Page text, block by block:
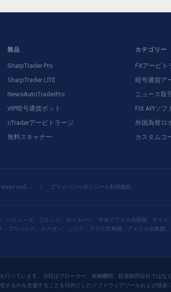
製品
SharpTrader Pro
SharpTrader LITE
NewsAutoTraderPro
VIP暗号通貨ボット
cTraderアービトラージ
無料スキャナー
カテゴリー
FXアービト
暗号通貨ア
ニュース取引
FIX APIソフ
外国為替ロ
カスタムコ
reserved.. | プライバシーポリシーと利用規約
ミューダ、ブルンジ、カメルーン、中央アフリカ共和国、チャ
プリンシペ、スーダン、シリア・アラブ共和国、アメリカ合衆国
っています。当社はブローカー、金融機関、投資顧問会社では
るのを支援することを目的としたソフトウェアツールおよび技